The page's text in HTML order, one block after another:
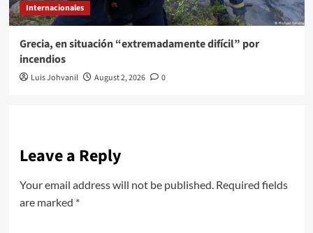
Internacionales
Grecia, en situación “extremadamente difícil” por
incendios
Luis Johvanil August 2, 2026 0
Leave a Reply
Your email address will not be published. Required fields
are marked *